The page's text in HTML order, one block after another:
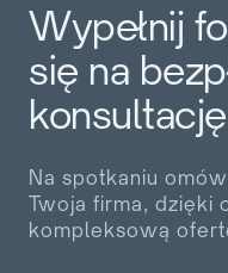
Wypełnij
się na
konsultację
Na spotkaniu
Twoja firma, dzięki
kompleksową